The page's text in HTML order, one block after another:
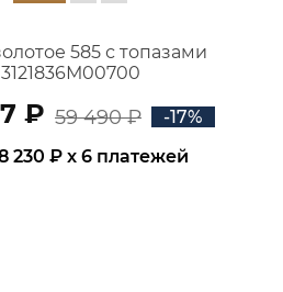
585 с топазами
3121836М00700
₽ 59 490 ₽
-17%
230 ₽x 6 платежей